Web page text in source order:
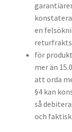
en
för
mer än
att orda
§4 kan
så
och